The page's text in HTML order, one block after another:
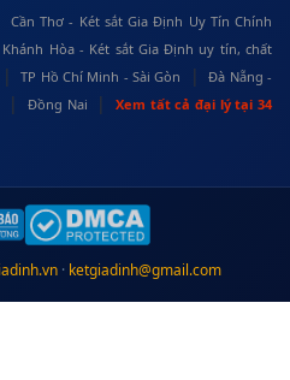
Cần Thơ - Két sắt Gia Định Uy Tín Chính
Khánh Hòa - Két sắt Gia Định uy tín, chất
| TP Hồ Chí Minh - Sài Gòn |
Đà Nẵng -
| Đồng Nai |
Xem tất cả đại lý tại 34
· ketgiadinh@gmail.com